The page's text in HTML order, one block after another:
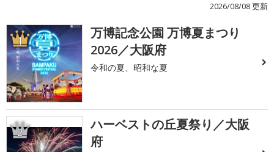
2026/08/08 更新
1
万博記念公園 万博夏まつり
2026／大阪府
令和の夏、昭和な夏
2
ハーベストの丘夏祭り／大阪
府